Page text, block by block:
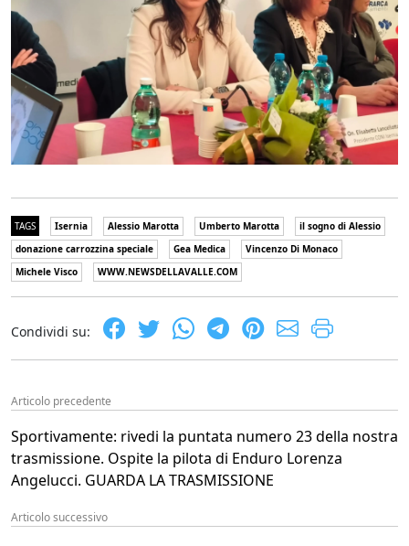
TAGS Isernia Alessio Marotta Umberto Marotta
il sogno di Alessio
donazione carrozzina speciale
Gea Medica
Vincenzo Di Monaco
Michele Visco
WWW.NEWSDELLAVALLE.COM
Condividi su:
Articolo precedente
Sportivamente: rivedi la puntata numero 23 della nostra
trasmissione. Ospite la pilota di Enduro Lorenza
Angelucci. GUARDA LA TRASMISSIONE
Articolo successivo